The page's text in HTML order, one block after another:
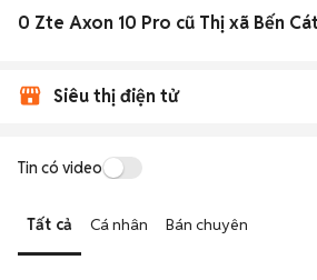
Siêu thị điện tử
Tin có video
Tất cả Cá nhân Bán chuyên